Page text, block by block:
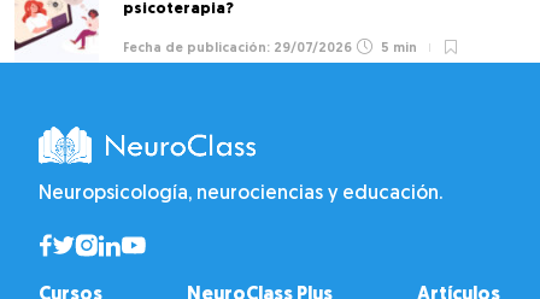
psicoterapia?
29/07/2026 5 min
Neuropsicología, neurociencias y educación.